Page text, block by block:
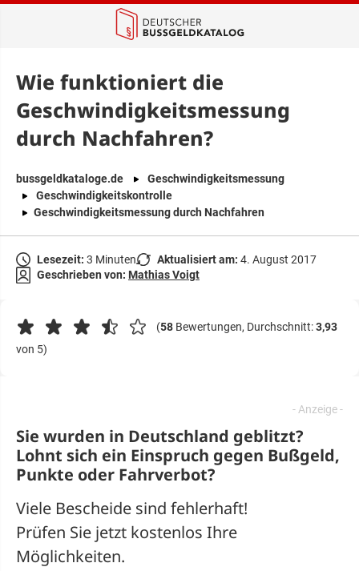
Wie funktioniert die
Geschwindigkeitsmessung
durch Nachfahren?
bussgeldkataloge.de
Geschwindigkeitsmessung
Geschwindigkeitskontrolle
Geschwindigkeitsmessung durch Nachfahren
Lesezeit: 3 Minuten Aktualisiert am: 4. August 2017
Geschrieben von: Mathias Voigt
(58 Bewertungen, Durchschnitt:3,93
von 5)
Sie wurden in Deutschland geblitzt?
Lohnt sich ein Einspruch gegen Bußgeld,
Punkte oder Fahrverbot?
Viele Bescheide sind fehlerhaft!
Prüfen Sie jetzt kostenlos Ihre
Möglichkeiten.